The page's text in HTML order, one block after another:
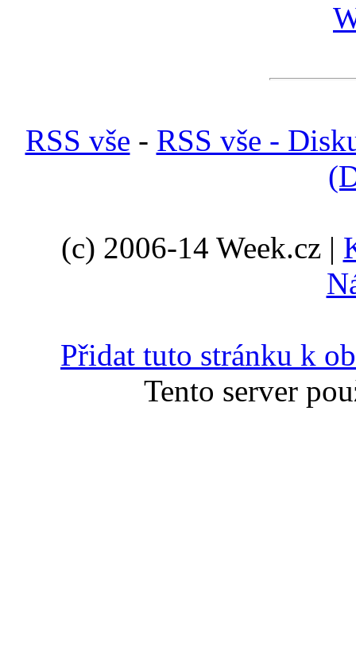
RSS vše - RSS vše -
(c) 2006-14 Week.cz |
Přidat tuto stránku k
Tento server